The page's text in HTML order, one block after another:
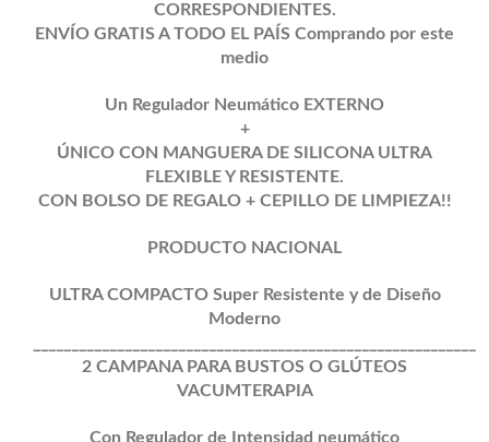
CORRESPONDIENTES.
ENVÍO GRATIS A TODO EL PAÍS Comprando por este
medio
Un Regulador Neumático EXTERNO
+
ÚNICO CON MANGUERA DE SILICONA ULTRA
FLEXIBLE Y RESISTENTE.
CON BOLSO DE REGALO + CEPILLO DE LIMPIEZA!!
PRODUCTO NACIONAL
ULTRA COMPACTO Super Resistente y de Diseño
Moderno
2 CAMPANA PARA BUSTOS O GLÚTEOS
VACUMTERAPIA
Con Regulador de Intensidad neumático